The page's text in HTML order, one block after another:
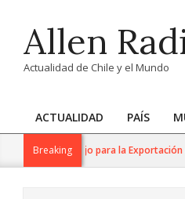
contentAllen
Actualidad de Chile y el Mundo
Primary
Navigation
ACTUALIDAD PAÍS
Breaking
de Trabajo para la Exportación de